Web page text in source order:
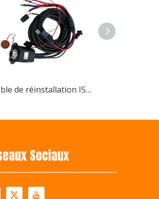
Câble de réinstallation ISOBUS et câble d'équipement ISOBUS Basic
Sociaux